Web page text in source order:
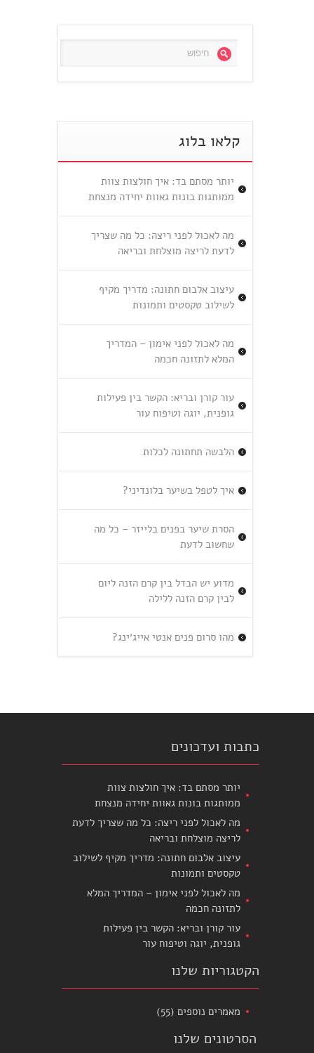
קלאו בלוג
יותר מסתם בד: איך חולצות צוות
ממותגות בונות גאוות יחידה מנצחת
מה לאכול לפני ריצה: כל מה שצריך
לדעת לריצה מוצלחת ובריאה
עיצוב אלבום חתונה: מדריך מקיף
לשילוב טקסטים ותמונות
מה לאכול לפני אימון – המדריך
המלא לתזונה חכמה
עור קורן ובריא: הקשר בין פעילות
גופנית, יוגה וטיפוח עור
הלבשה תחתונה לכלות
איך לטפל בשיער בלונדיני?
הסרת שיער בפנים בלייזר – כל מה
שחשוב לדעת
מדוע יש הבדל בין קרם הזנה ליום
לבין קרם הזנה ללילה
מהו סרום פנים אנטי אייג׳ינג?
כתבות ועדכונים
יותר מסתם בד: איך חולצות צוות
ממותגות בונות גאוות יחידה מנצחת
מה לאכול לפני ריצה: כל מה שצריך לדעת
לריצה מוצלחת ובריאה
עיצוב אלבום חתונה: מדריך מקיף לשילוב
טקסטים ותמונות
מה לאכול לפני אימון – המדריך המלא
לתזונה חכמה
עור קורן ובריא: הקשר בין פעילות
גופנית, יוגה וטיפוח עור
הקטגוריות שלנו
מאמרים נוספים (55)
הסרטונים שלנו